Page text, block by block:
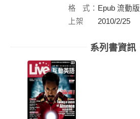
格
式： Epub 流動版
上架
2010/2/25
系列書資訊